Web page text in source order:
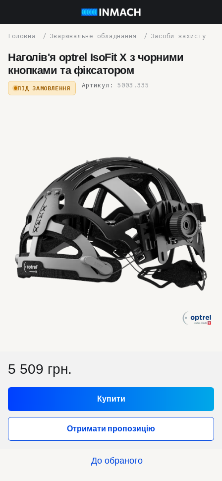
Зварювальне обладнання Засоби захисту
Наголів'я optrel IsoFit X з чорними
кнопками та фіксатором
ПІД ЗАМОВЛЕННЯ Артикул: 5003.335
5 509 грн.
Купити
Отримати пропозицію
До обраного